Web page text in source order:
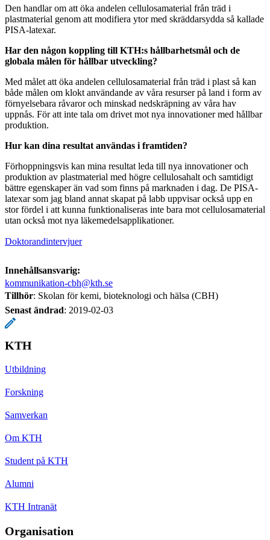
Den handlar om att öka andelen cellulosamaterial från träd i
plastmaterial genom att modifiera ytor med skräddarsydda så kallade
PISA-latexar.
Har den någon koppling till KTH:s hållbarhetsmål och de
globala målen för hållbar utveckling?
Med målet att öka andelen cellulosamaterial från träd i plast så kan
både målen om klokt användande av våra resurser på land i form av
förnyelsebara råvaror och minskad nedskräpning av våra hav
uppnås. För att inte tala om drivet mot nya innovationer med hållbar
produktion.
Hur kan dina resultat användas i framtiden?
Förhoppningsvis kan mina resultat leda till nya innovationer och
produktion av plastmaterial med högre cellulosahalt och samtidigt
bättre egenskaper än vad som finns på marknaden i dag. De PISA-
latexar som jag bland annat skapat på labb uppvisar också upp en
stor fördel i att kunna funktionaliseras inte bara mot cellulosamaterial
utan också mot nya läkemedelsapplikationer.
Doktorandintervjuer
Innehållsansvarig:
kommunikation-cbh@kth.se
Tillhör: Skolan för kemi, bioteknologi och hälsa (CBH)
Senast ändrad: 2019-02-03
KTH
Utbildning
Forskning
Samverkan
Om KTH
Student på KTH
Alumni
KTH Intranät
Organisation